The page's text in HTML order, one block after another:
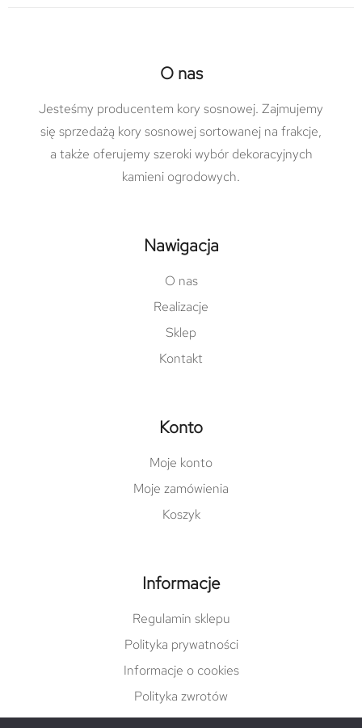
O nas
Jesteśmy producentem kory sosnowej. Zajmujemy
się sprzedażą kory sosnowej sortowanej na frakcje,
a także oferujemy szeroki wybór dekoracyjnych
kamieni ogrodowych.
Nawigacja
O nas
Realizacje
Sklep
Kontakt
Konto
Moje konto
Moje zamówienia
Koszyk
Informacje
Regulamin sklepu
Polityka prywatności
Informacje o cookies
Polityka zwrotów